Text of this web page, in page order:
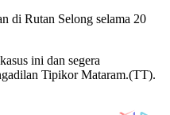
di Rutan Selong selama 20
ini dan segera
Tipikor Mataram.(TT).